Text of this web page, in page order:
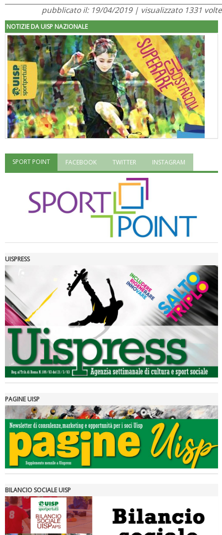
pubblicato il: 19/04/2019 | visualizzato 1331 volte
NOTIZIE DA UISP NAZIONALE
"Superare gli ostacoli": la relazione di Tiziano Pesce al CN Uisp
Luglio 2026: "Pensando con i piedi, si possono fare le
rivoluzioni"
Tiziano Pesce a Radio InBlu2000 traccia il bilancio della stagione
SPORT POINT FACEBOOK TWITTER INSTAGRAM
UISPRESS
PAGINE UISP
BILANCIO SOCIALE UISP